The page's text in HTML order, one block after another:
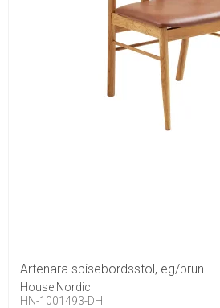
Artenara spisebordsstol, eg/brun
House Nordic
HN-1001493-DH